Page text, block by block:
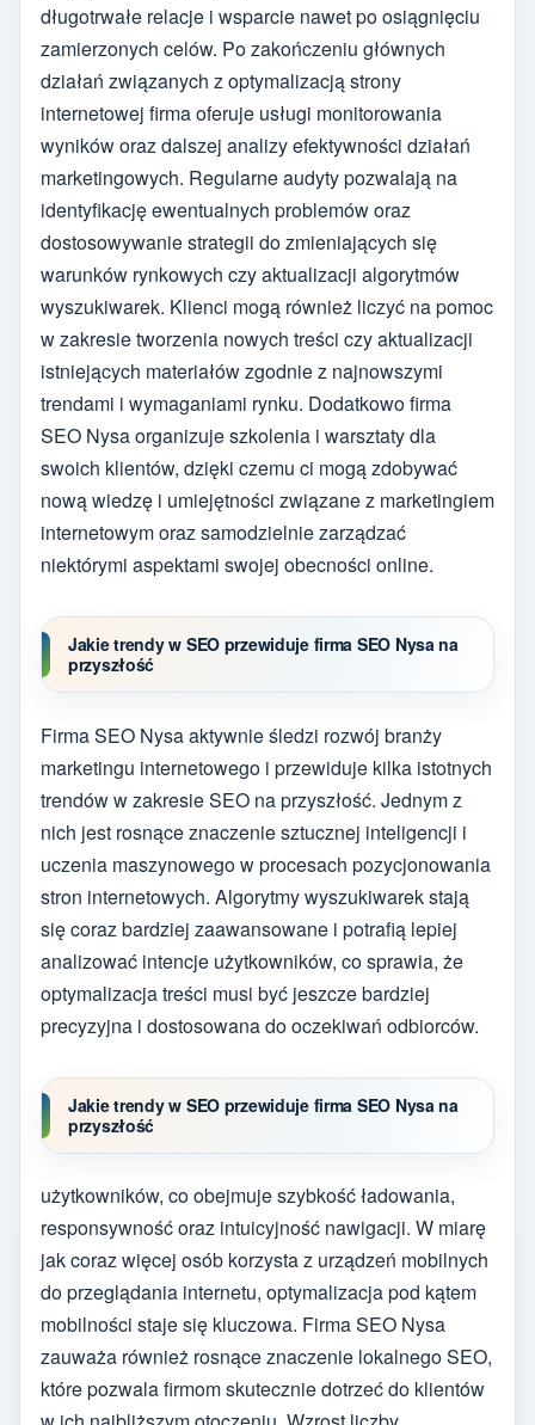
długotrwałe relacje i wsparcie nawet po osiągnięciu
zamierzonych celów. Po zakończeniu głównych
działań związanych z optymalizacją strony
internetowej firma oferuje usługi monitorowania
wyników oraz dalszej analizy efektywności działań
marketingowych. Regularne audyty pozwalają na
identyfikację ewentualnych problemów oraz
dostosowywanie strategii do zmieniających się
warunków rynkowych czy aktualizacji algorytmów
wyszukiwarek. Klienci mogą również liczyć na pomoc
w zakresie tworzenia nowych treści czy aktualizacji
istniejących materiałów zgodnie z najnowszymi
trendami i wymaganiami rynku. Dodatkowo firma
SEO Nysa organizuje szkolenia i warsztaty dla
swoich klientów, dzięki czemu ci mogą zdobywać
nową wiedzę i umiejętności związane z marketingiem
internetowym oraz samodzielnie zarządzać
niektórymi aspektami swojej obecności online.
Jakie trendy w SEO przewiduje firma SEO Nysa na
przyszłość
Firma SEO Nysa aktywnie śledzi rozwój branży
marketingu internetowego i przewiduje kilka istotnych
trendów w zakresie SEO na przyszłość. Jednym z
nich jest rosnące znaczenie sztucznej inteligencji i
uczenia maszynowego w procesach pozycjonowania
stron internetowych. Algorytmy wyszukiwarek stają
się coraz bardziej zaawansowane i potrafią lepiej
analizować intencje użytkowników, co sprawia, że
optymalizacja treści musi być jeszcze bardziej
precyzyjna i dostosowana do oczekiwań odbiorców.
Jakie trendy w SEO przewiduje firma SEO Nysa na
przyszłość
użytkowników, co obejmuje szybkość ładowania,
responsywność oraz intuicyjność nawigacji. W miarę
jak coraz więcej osób korzysta z urządzeń mobilnych
do przeglądania internetu, optymalizacja pod kątem
mobilności staje się kluczowa. Firma SEO Nysa
zauważa również rosnące znaczenie lokalnego SEO,
które pozwala firmom skutecznie dotrzeć do klientów